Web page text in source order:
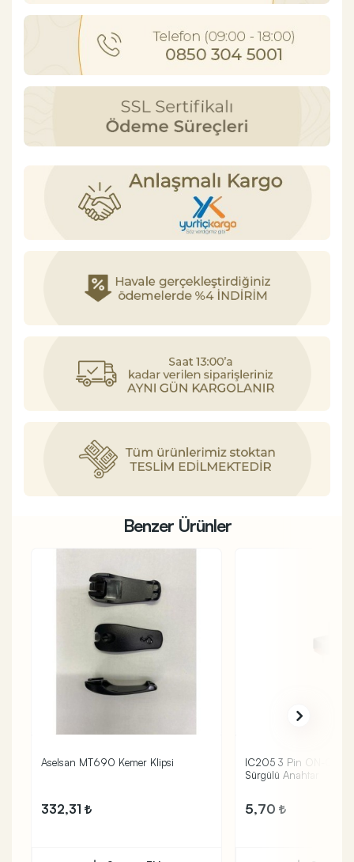
Benzer Ürünler
Aselsan MT690 Kemer Klipsi
332,31
IC205 3 Pin ON-OFF PCP Mini
Sürgülü Anahtar
5,70